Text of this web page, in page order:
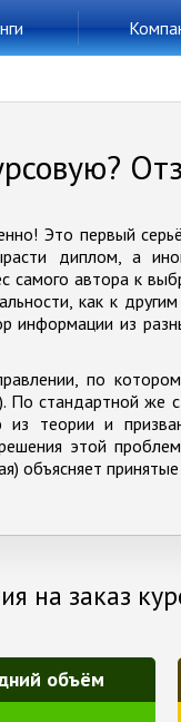
Это первый
диплом, а
самого автора к
как к
из
по
стандартной же
из теории и
этой
объясняет
на заказ
объём